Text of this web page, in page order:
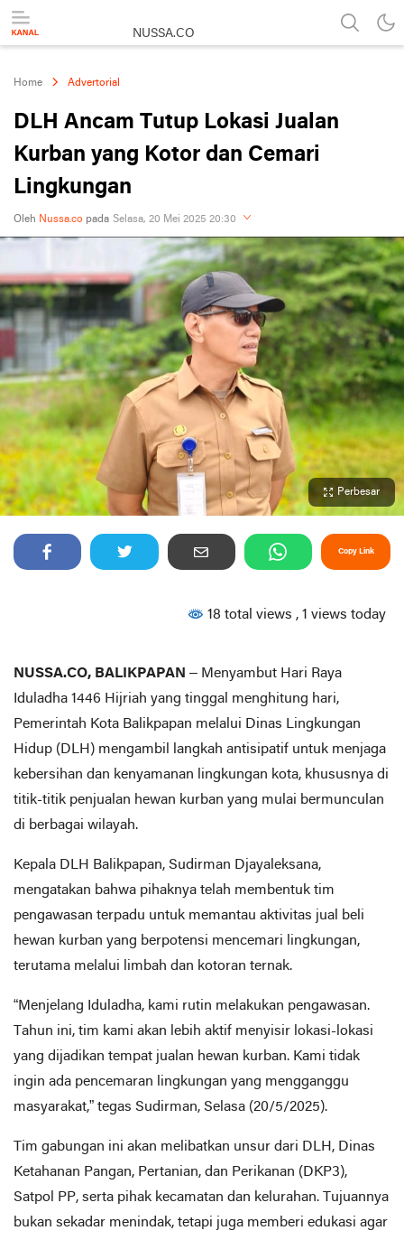
NUSSA.CO
Home Advertorial
DLH Ancam Tutup Lokasi Jualan
Kurban yang Kotor dan Cemari
Lingkungan
Oleh Nussa.co pada Selasa, 20 Mei 2025 20:30
Perbesar
Copy Link
18 total views , 1 views today
NUSSA.CO, BALIKPAPAN – Menyambut Hari Raya
Iduladha 1446 Hijriah yang tinggal menghitung hari,
Pemerintah Kota Balikpapan melalui Dinas Lingkungan
Hidup (DLH) mengambil langkah antisipatif untuk menjaga
kebersihan dan kenyamanan lingkungan kota, khususnya di
titik-titik penjualan hewan kurban yang mulai bermunculan
di berbagai wilayah.
Kepala DLH Balikpapan, Sudirman Djayaleksana,
mengatakan bahwa pihaknya telah membentuk tim
pengawasan terpadu untuk memantau aktivitas jual beli
hewan kurban yang berpotensi mencemari lingkungan,
terutama melalui limbah dan kotoran ternak.
“Menjelang Iduladha, kami rutin melakukan pengawasan.
Tahun ini, tim kami akan lebih aktif menyisir lokasi-lokasi
yang dijadikan tempat jualan hewan kurban. Kami tidak
ingin ada pencemaran lingkungan yang mengganggu
masyarakat,” tegas Sudirman, Selasa (20/5/2025).
Tim gabungan ini akan melibatkan unsur dari DLH, Dinas
Ketahanan Pangan, Pertanian, dan Perikanan (DKP3),
Satpol PP, serta pihak kecamatan dan kelurahan. Tujuannya
bukan sekadar menindak, tetapi juga memberi edukasi agar